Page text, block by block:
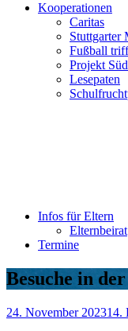
Kooperationen
Caritas
Stuttgarter
Fußball
Projekt
Lesepaten
Infos für Eltern
Elternbeirat
Termine
Besuche in
24. November 202314.